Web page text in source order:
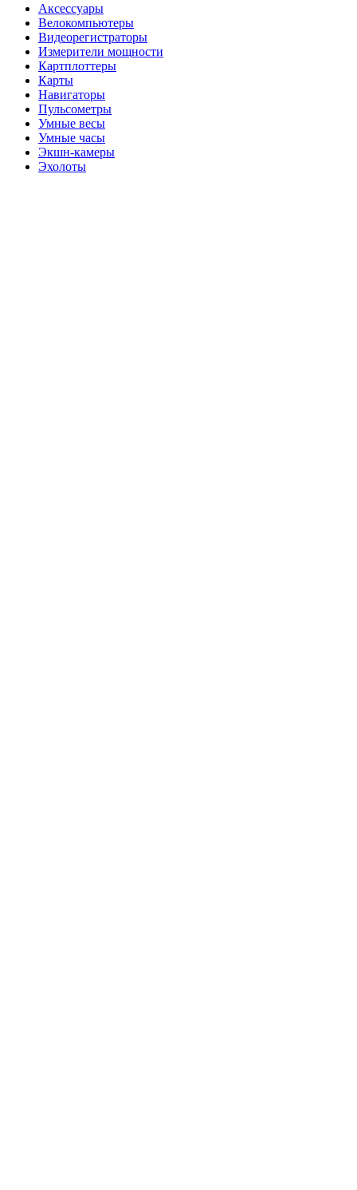
Аксессуары
Велокомпьютеры
Видеорегистраторы
Измерители мощности
Картплоттеры
Карты
Навигаторы
Пульсометры
Умные весы
Умные часы
Экшн-камеры
Эхолоты